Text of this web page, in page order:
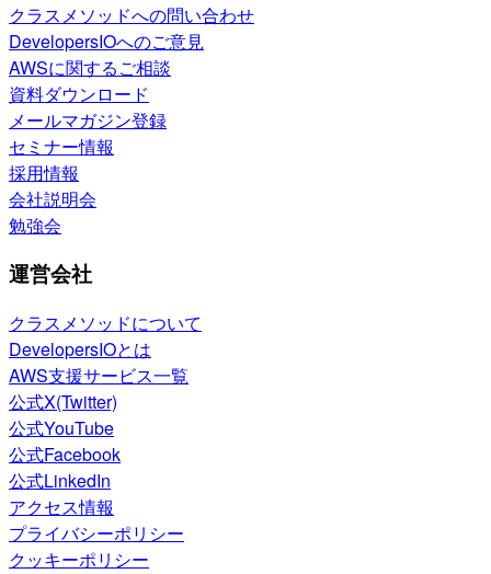
クラスメソッドへの問い合わせ
DevelopersIOへのご意見
AWSに関するご相談
資料ダウンロード
メールマガジン登録
セミナー情報
採用情報
会社説明会
勉強会
運営会社
クラスメソッドについて
DevelopersIOとは
AWS支援サービス一覧
公式X(Twitter)
公式YouTube
公式Facebook
公式LinkedIn
アクセス情報
プライバシーポリシー
クッキーポリシー